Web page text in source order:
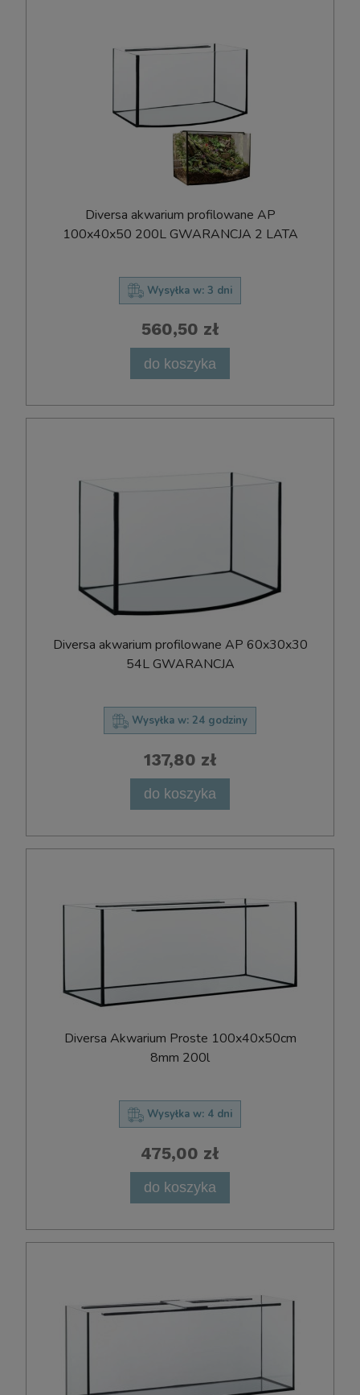
Diversa akwarium profilowane AP
100x40x50 200L GWARANCJA 2 LATA
Wysyłka w: 3 dni
560,50 zł
do koszyka
Diversa akwarium profilowane AP 60x30x30
54L GWARANCJA
Wysyłka w: 24 godziny
137,80 zł
do koszyka
D​i​v​e​r​s​a​ ​A​k​w​a​r​i​u​m​ ​P​r​o​s​t​e​ ​100x​40​x​50cm
8mm 200l
Wysyłka w: 4 dni
475,00 zł
do koszyka